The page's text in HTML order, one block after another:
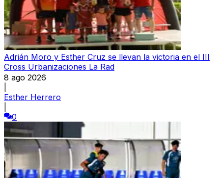
Adrián Moro y Esther Cruz se llevan la victoria en el III
Cross Urbanizaciones La Rad
8 ago 2026
Esther Herrero
0